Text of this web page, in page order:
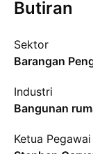
Butiran
Sektor
Barangan
Industri
Bangunan
Ketua